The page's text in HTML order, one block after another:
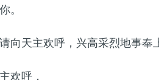
。
向天主欢呼，兴高采烈地事奉
欢呼，